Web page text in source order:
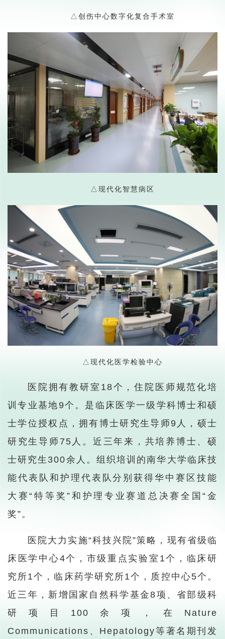
△ 创伤中心数字化复合手术室
△ 现代化智慧病区
△ 现代化医学检验中心
医院拥有教研室18个，住院医师规范化培
训专业基地9个。是临床医学一级学科博士和硕
士学位授权点，拥有博士研究生导师9人，硕士
研究生导师75人。近三年来，共培养博士、硕
士研究生300余人。组织培训的南华大学临床技
能代表队和护理代表队分别获得华中赛区技能
大赛“特等奖”和护理专业赛道总决赛全国“金
奖”。
医院大力实施“科技兴院”策略，现有省级临
床医学中心4个，市级重点实验室1个，临床研
究所1个，临床药学研究所1个，质控中心5个。
近三年，新增国家自然科学基金8项、省部级科
研项目100余项，在Nature
Communications、Hepatology等著名期刊发